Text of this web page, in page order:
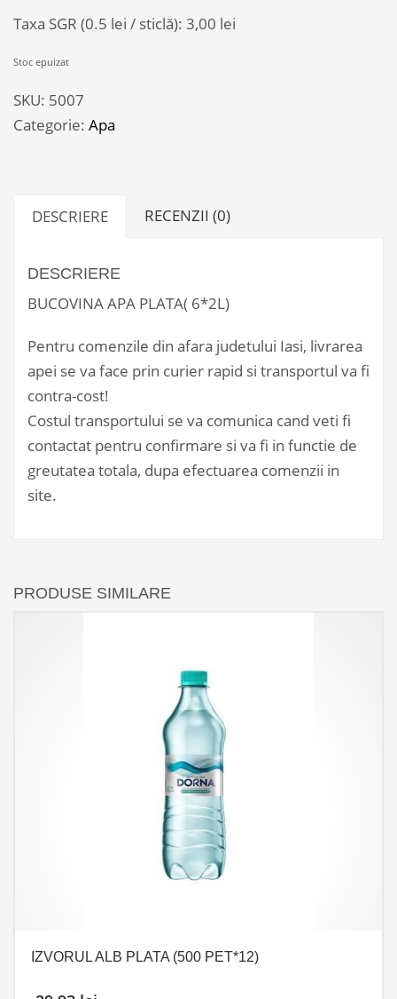
Taxa SGR (0.5 lei / sticlă): 3,00 lei
Stoc epuizat
SKU: 5007
Categorie: Apa
DESCRIERE RECENZII (0)
DESCRIERE
BUCOVINA APA PLATA( 6*2L)
Pentru comenzile din afara judetului Iasi, livrarea
apei se va face prin curier rapid si transportul va fi
contra-cost!
Costul transportului se va comunica cand veti fi
contactat pentru confirmare si va fi in functie de
greutatea totala, dupa efectuarea comenzii in
site.
PRODUSE SIMILARE
IZVORUL ALB PLATA (500 PET*12)